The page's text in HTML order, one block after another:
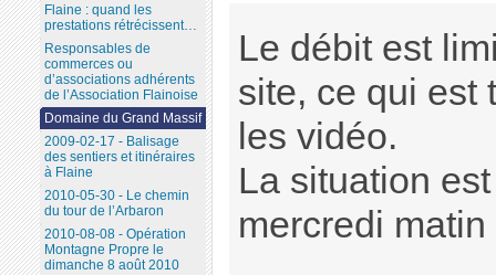
Le débit est
site, ce qui est
les vidéo.
La situation
mercredi matin
Flaine : quand les
prestations rétrécissent…
Responsables de
commerces ou
d’associations adhérents
de l’Association Flainoise
Domaine du Grand Massif
2009-02-17 - Balisage
des sentiers et itinéraires
à Flaine
2010-05-30 - Le chemin
du tour de l’Arbaron
2010-08-08 - Opération
Montagne Propre le
dimanche 8 août 2010